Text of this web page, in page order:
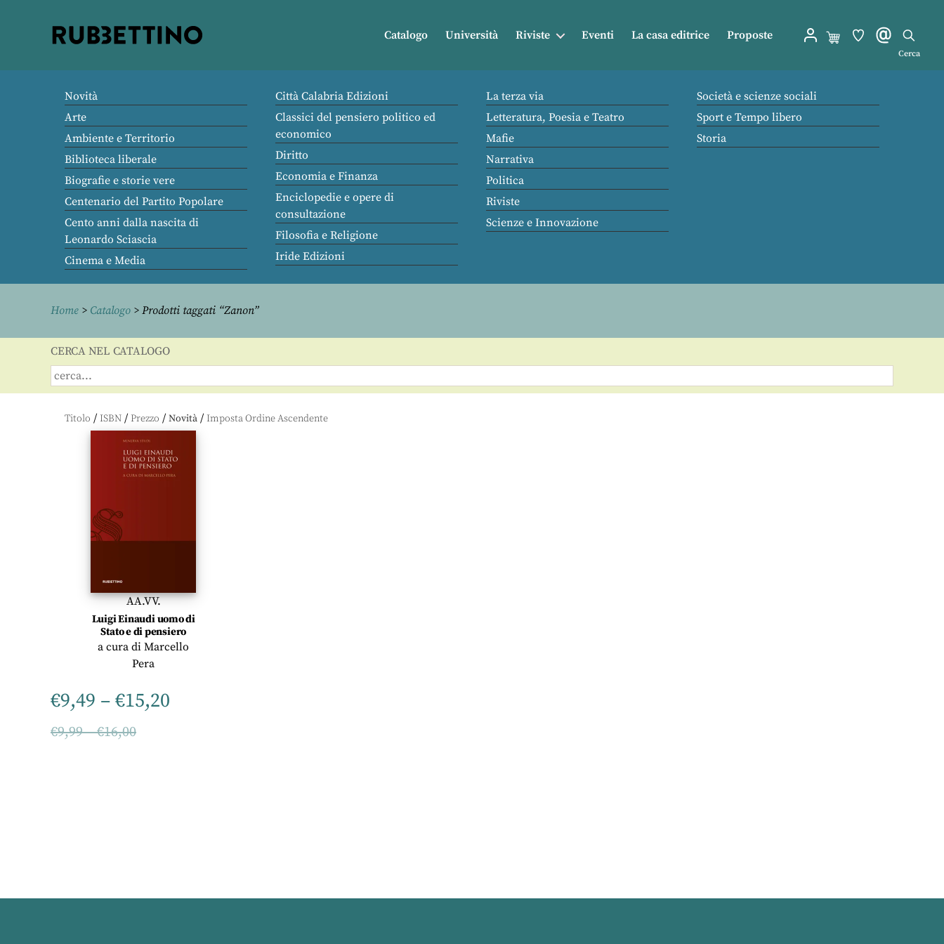
Catalogo Università Riviste Eventi La casa editrice Proposte
Cerca
Novità
Arte
Ambiente e Territorio
Biblioteca liberale
Biografie e storie vere
Centenario del Partito Popolare
Cento anni dalla nascita di
Leonardo Sciascia
Cinema e Media
Città Calabria Edizioni
Classici del pensiero politico ed
economico
Diritto
Economia e Finanza
Enciclopedie e opere di
consultazione
Filosofia e Religione
Iride Edizioni
La terza via
Letteratura, Poesia e Teatro
Mafie
Narrativa
Politica
Riviste
Scienze e Innovazione
Società e scienze sociali
Sport e Tempo libero
Storia
Home > Catalogo > Prodotti taggati “Zanon”
CERCA NEL CATALOGO
Titolo / ISBN / Prezzo / Novità /
AA.VV.
Luigi Einaudi uomo di
Stato e di pensiero
a cura diMarcello
Pera
€9,49 – €15,20
€9,99–€16,00